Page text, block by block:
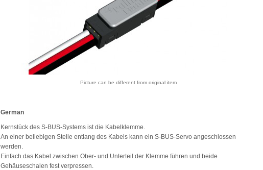
Picture can be different from original item
German
Kernstück des S-BUS-Systems ist die Kabelklemme.
An einer beliebigen Stelle entlang des Kabels kann ein S-BUS-Servo angeschlossen
werden.
Einfach das Kabel zwischen Ober- und Unterteil der Klemme führen und beide
Gehäuseschalen fest verpressen.